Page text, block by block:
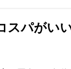
スパがい